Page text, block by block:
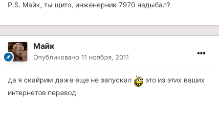
P.S. Майк, ты щито, инженерник 7970 надыбал?
Майк
Опубликовано 11 ноября, 2011
да я скайрим даже еще не запускал
это из этих ваших
интернетов перевод